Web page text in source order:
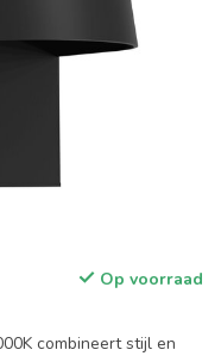
Op voorraad
combineert stijl en